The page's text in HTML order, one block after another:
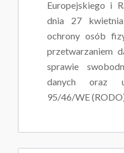
Europejskiego i
dnia 27
ochrony osób
przetwarzaniem
sprawie
danych oraz
95/46/WE